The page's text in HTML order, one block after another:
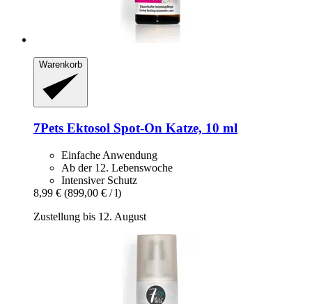
Warenkorb
7Pets Ektosol Spot-​On Katze, 10 ml
Einfache Anwendung
Ab der 12. Lebenswoche
Intensiver Schutz
8,99 € (899,00 € / l)
Zustellung bis 12. August